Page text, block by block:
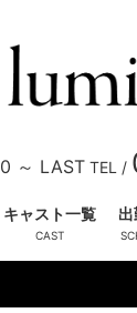
～ LAST TEL /
キャスト一覧